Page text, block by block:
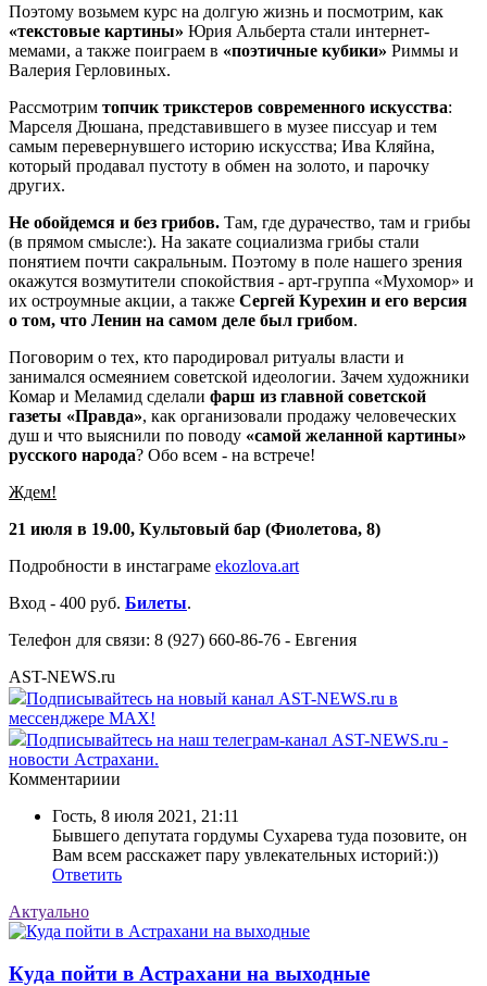
Поэтому возьмем курс на долгую жизнь и посмотрим, как
«текстовые картины» Юрия Альберта стали интернет-
мемами, а также поиграем в «поэтичные кубики» Риммы и
Валерия Герловиных.
Рассмотрим топчик трикстеров современного искусства:
Марселя Дюшана, представившего в музее писсуар и тем
самым перевернувшего историю искусства; Ива Кляйна,
который продавал пустоту в обмен на золото, и парочку
других.
Не обойдемся и без грибов. Там, где дурачество, там и грибы
(в прямом смысле:). На закате социализма грибы стали
понятием почти сакральным. Поэтому в поле нашего зрения
окажутся возмутители спокойствия - арт-группа «Мухомор» и
их остроумные акции, а также Сергей Курехин и его версия
о том, что Ленин на самом деле был грибом.
Поговорим о тех, кто пародировал ритуалы власти и
занимался осмеянием советской идеологии. Зачем художники
Комар и Меламид сделали фарш из главной советской
газеты «Правда», как организовали продажу человеческих
душ и что выяснили по поводу «самой желанной картины»
русского народа? Обо всем - на встрече!
Ждем!
21 июля в 19.00, Культовый бар (Фиолетова, 8)
Подробности в инстаграме ekozlova.art
Вход - 400 руб. Билеты.
Телефон для связи: 8 (927) 660-86-76 - Евгения
AST-NEWS.ru
Подписывайтесь на новый канал AST-NEWS.ru в
мессенджере MAX!
Подписывайтесь на наш телеграм-канал AST-NEWS.ru -
новости Астрахани.
Комментариии
Гость, 8 июля 2021, 21:11
Бывшего депутата гордумы Сухарева туда позовите, он
Вам всем расскажет пару увлекательных историй:))
Ответить
Актуально
Куда пойти в Астрахани на выходные